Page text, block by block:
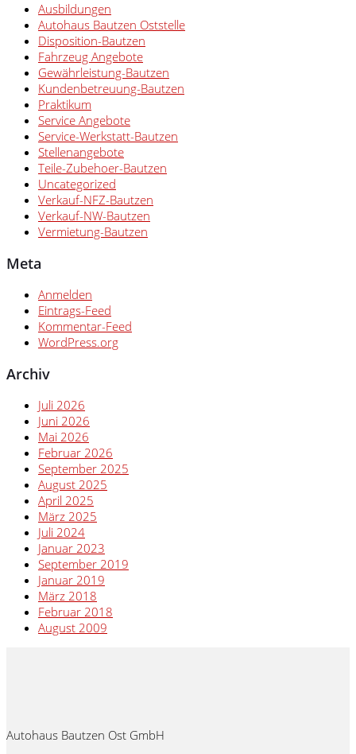
Ausbildungen
Autohaus Bautzen Oststelle
Disposition-Bautzen
Fahrzeug Angebote
Gewährleistung-Bautzen
Kundenbetreuung-Bautzen
Praktikum
Service Angebote
Service-Werkstatt-Bautzen
Stellenangebote
Teile-Zubehoer-Bautzen
Uncategorized
Verkauf-NFZ-Bautzen
Verkauf-NW-Bautzen
Vermietung-Bautzen
Meta
Anmelden
Eintrags-Feed
Kommentar-Feed
WordPress.org
Archiv
Juli 2026
Juni 2026
Mai 2026
Februar 2026
September 2025
August 2025
April 2025
März 2025
Juli 2024
Januar 2023
September 2019
Januar 2019
März 2018
Februar 2018
August 2009
Autohaus Bautzen Ost GmbH